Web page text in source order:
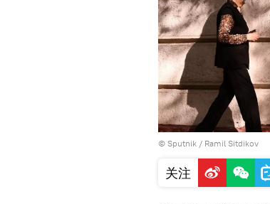
© Sputnik / Ramil Sitdikov
关注